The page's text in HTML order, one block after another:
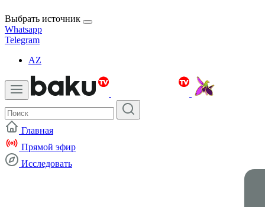
Выбрать источник
Whatsapp
Telegram
AZ
Главная
Прямой эфир
Исследовать